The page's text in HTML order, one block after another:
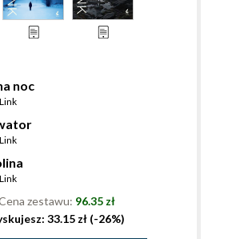
noc
zestawu: 96.35 zł
33.15 zł (-26%)